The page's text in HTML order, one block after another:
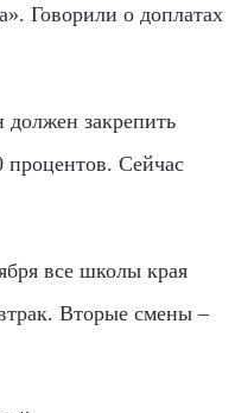
Говорили о доплатах
закрепить
процентов. Сейчас
все школы края
Вторые смены –